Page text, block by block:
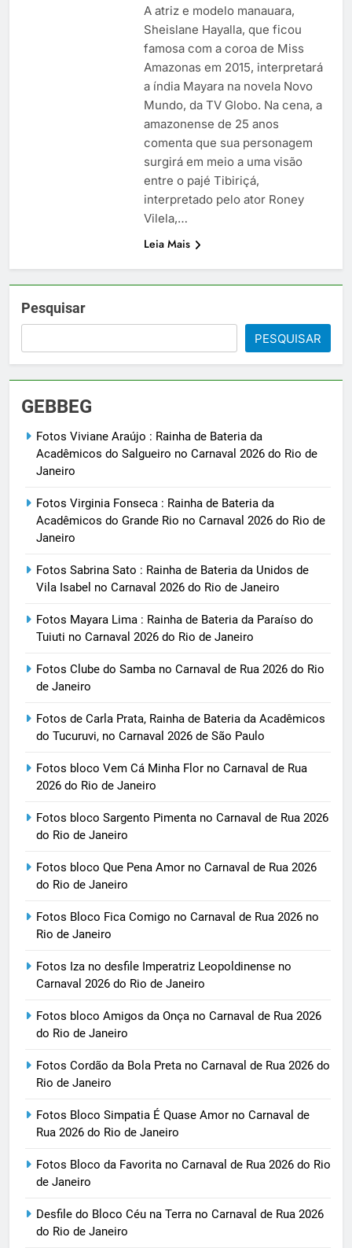
A atriz e modelo manauara,
Sheislane Hayalla, que ficou
famosa com a coroa de Miss
Amazonas em 2015, interpretará
a índia Mayara na novela Novo
Mundo, da TV Globo. Na cena, a
amazonense de 25 anos
comenta que sua personagem
surgirá em meio a uma visão
entre o pajé Tibiriçá,
interpretado pelo ator Roney
Vilela,…
Leia Mais
Pesquisar
PESQUISAR
GEBBEG
Fotos Viviane Araújo : Rainha de Bateria da
Acadêmicos do Salgueiro no Carnaval 2026 do Rio de
Janeiro
Fotos Virginia Fonseca : Rainha de Bateria da
Acadêmicos do Grande Rio no Carnaval 2026 do Rio de
Janeiro
Fotos Sabrina Sato : Rainha de Bateria da Unidos de
Vila Isabel no Carnaval 2026 do Rio de Janeiro
Fotos Mayara Lima : Rainha de Bateria da Paraíso do
Tuiuti no Carnaval 2026 do Rio de Janeiro
Fotos Clube do Samba no Carnaval de Rua 2026 do Rio
de Janeiro
Fotos de Carla Prata, Rainha de Bateria da Acadêmicos
do Tucuruvi, no Carnaval 2026 de São Paulo
Fotos bloco Vem Cá Minha Flor no Carnaval de Rua
2026 do Rio de Janeiro
Fotos bloco Sargento Pimenta no Carnaval de Rua 2026
do Rio de Janeiro
Fotos bloco Que Pena Amor no Carnaval de Rua 2026
do Rio de Janeiro
Fotos Bloco Fica Comigo no Carnaval de Rua 2026 no
Rio de Janeiro
Fotos Iza no desfile Imperatriz Leopoldinense no
Carnaval 2026 do Rio de Janeiro
Fotos bloco Amigos da Onça no Carnaval de Rua 2026
do Rio de Janeiro
Fotos Cordão da Bola Preta no Carnaval de Rua 2026 do
Rio de Janeiro
Fotos Bloco Simpatia É Quase Amor no Carnaval de
Rua 2026 do Rio de Janeiro
Fotos Bloco da Favorita no Carnaval de Rua 2026 do Rio
de Janeiro
Desfile do Bloco Céu na Terra no Carnaval de Rua 2026
do Rio de Janeiro